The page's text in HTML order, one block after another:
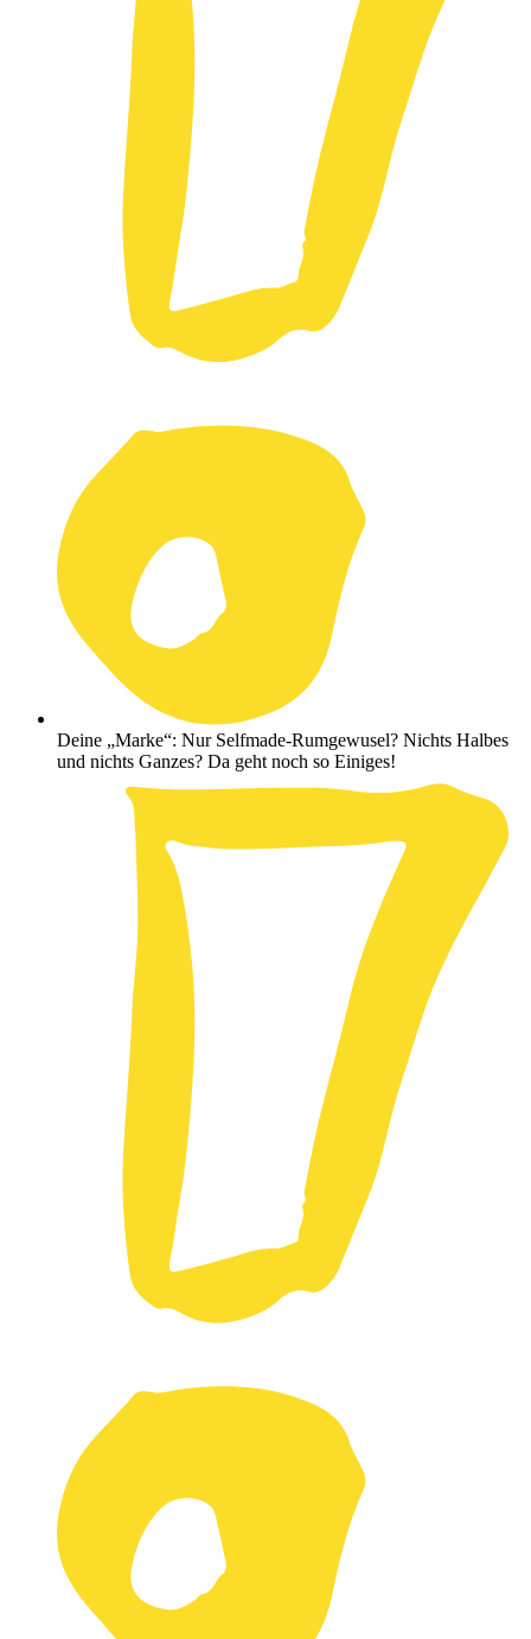
Deine „Marke“: Nur Selfmade-Rumgewusel? Nichts Halbes
und nichts Ganzes? Da geht noch so Einiges!